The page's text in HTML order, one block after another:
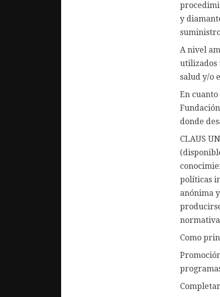
y
A nivel
utilizados
salud y/o
En
donde
CLAUS
políticas
anónima
Como